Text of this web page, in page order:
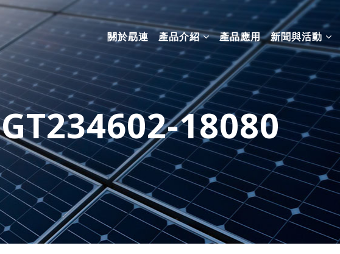
關於勗連 產品介紹 產品應用 新聞與活動
GT234602-18080